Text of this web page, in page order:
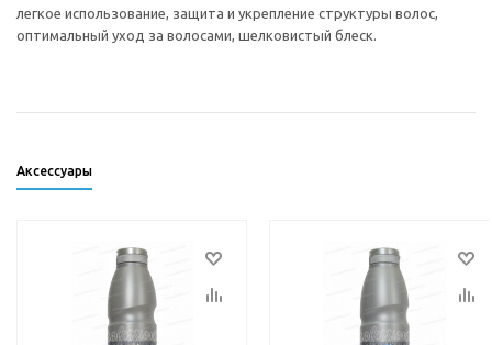
легкое использование, защита и укрепление структуры волос,
оптимальный уход за волосами, шелковистый блеск.
Аксессуары